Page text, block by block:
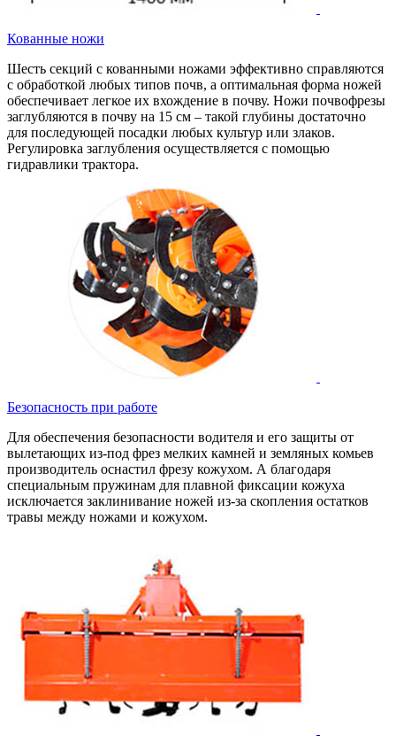
Кованные ножи
Шесть секций с кованными ножами эффективно справляются
с обработкой любых типов почв, а оптимальная форма ножей
обеспечивает легкое их вхождение в почву. Ножи почвофрезы
заглубляются в почву на 15 см – такой глубины достаточно
для последующей посадки любых культур или злаков.
Регулировка заглубления осуществляется с помощью
гидравлики трактора.
Безопасность при работе
Для обеспечения безопасности водителя и его защиты от
вылетающих из-под фрез мелких камней и земляных комьев
производитель оснастил фрезу кожухом. А благодаря
специальным пружинам для плавной фиксации кожуха
исключается заклинивание ножей из-за скопления остатков
травы между ножами и кожухом.